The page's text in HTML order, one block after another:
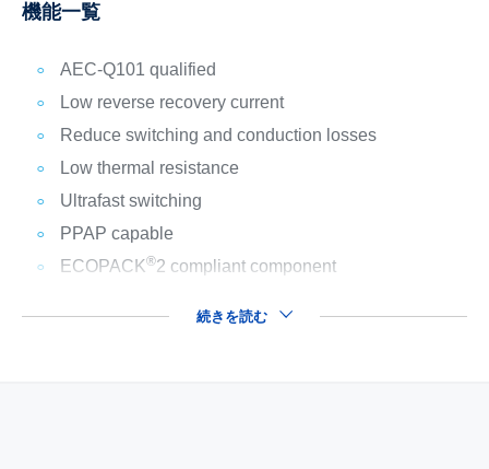
機能一覧
AEC-Q101 qualified
Low reverse recovery current
Reduce switching and conduction losses
Low thermal resistance
Ultrafast switching
PPAP capable
ECOPACK®2 compliant component
続きを読む